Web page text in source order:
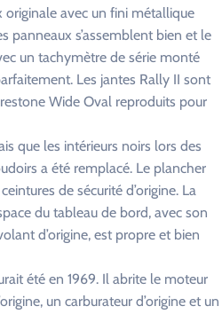
originale avec un fini métallique
panneaux s’assemblent bien et le
un tachymètre de série monté
Les jantes Rally II sont
Wide Oval reproduits pour
que les intérieurs noirs lors des
a été remplacé. Le plancher
de sécurité d’origine. La
du tableau de bord, avec son
d’origine, est propre et bien
été en 1969. Il abrite le moteur
un carburateur d’origine et un